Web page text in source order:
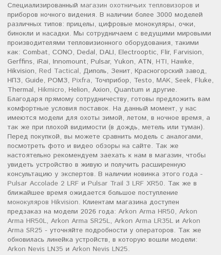
Специализированный магазин охотничьих тепловизоров и
приборов ночного видения. В наличии более 3000 моделей
различных типов: прицелы, цифровые монокуляры, очки,
бинокли и насадки. Мы сотрудничаем с ведущими мировыми
производителями тепловизионного оборудования, такими
как: Combat, CONO, Dedal, DALI, Electrooptic, Flir, Farvision,
Gerffins, iRai, Innomount, Pulsar, Yukon, ATN, HTI, Hawke,
Hikvision, Red Tactical, Диполь, Зенит, Красногорский завод,
НПЗ, Guide, РОМЗ, Pixfra, Точприбор, Testo, MAK, Seek, Fluke,
Thermal, Hikmicro, Helion, Axion, Quantum и другие.
Благодаря прямому сотрудничеству, готовы предложить вам
комфортные условия поставок. На данный момент, у нас
имеются модели для охоты зимой, летом, в ночное время, а
так же при плохой видимости (в дождь, метель или туман).
Перед покупкой, вы можете сравнить модель с аналогами,
посмотреть фото и видео обзоры на сайте. Так же
настоятельно рекомендуем заехать к нам в магазин, чтобы
увидеть устройство в живую и получить расширенную
консультацию у экспертов. В наличии новинка этого года -
Pulsar Accolade 2 LRF и Pulsar Trail 3 LRF XR50. Так же в
ближайшее время ожидается большое поступление
монокуляров Hikvision. Клиентам магазина доступен
предзаказ на модели 2026 года: Arkon Arma HR50, Arkon
Arma HR50L, Arkon Arma SR25L, Arkon Arma LR35L и Arkon
Arma SR25 - уточняйте подробности у операторов. Так же
обновилась линейка устройств, в которую вошли модели:
Arkon Nevis LN35 и Arkon Nevis LN25.